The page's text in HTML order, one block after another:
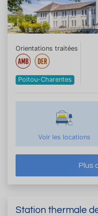
Orientations traitées
Poitou-Charentes
Voir les locations
Plus
Station thermale